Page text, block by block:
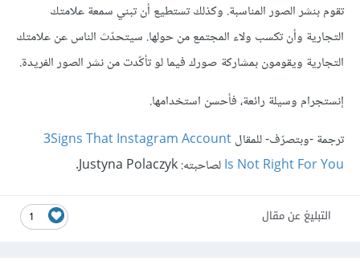
تقوم بنشر الصور المناسبة. وكذلك تستطيع أن تبني سمعة علامتك
التجارية وأن تكسب ولاء المجتمع من حولها. سيتحدّث الناس عن علامتك
التجارية ويقومون بمشاركة صورك فيما لو تأكّدت من نشر الصور الفريدة.
إنستجرام وسيلة رائعة، فأحسن استخدامها.
ترجمة -وبتصرّف- للمقال3Signs That Instagram Account
Is Not Right For Youلصاحبته: Justyna Polaczyk.
1 التبليغ عن مقال